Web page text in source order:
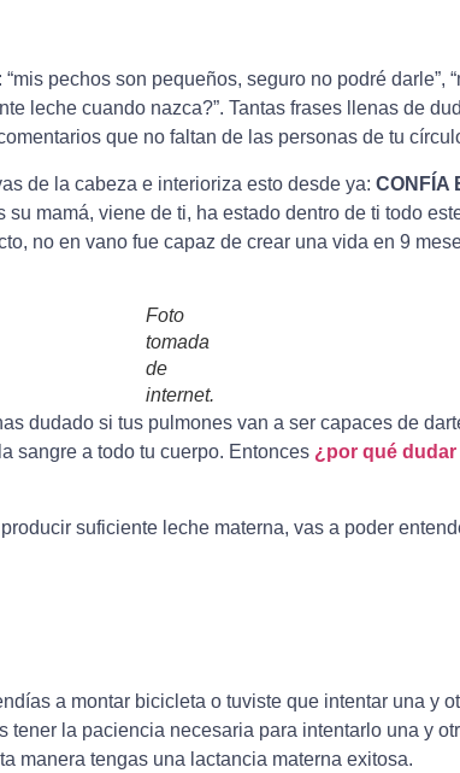
pechos son pequeños, seguro no podré darle”,
leche cuando nazca?”. Tantas frases llenas de
que no faltan de las personas de tu
de la cabeza e interioriza esto desde ya: CONFÍA
mamá, viene de ti, ha estado dentro de ti todo
no en vano fue capaz de crear una vida en 9
Foto
tomada
de
internet.
dudado si tus pulmones van a ser capaces de
sangre a todo tu cuerpo. Entonces ¿por qué
suficiente leche materna, vas a poder
a montar bicicleta o tuviste que intentar una y
tener la paciencia necesaria para intentarlo una y
manera tengas una lactancia materna exitosa.